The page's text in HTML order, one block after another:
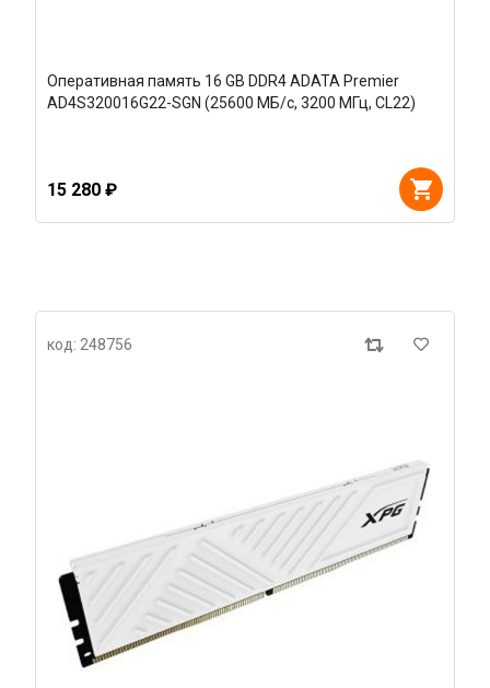
Оперативная память 16 GB DDR4 ADATA Premier
AD4S320016G22-SGN (25600 МБ/с, 3200 МГц, CL22)
15 280 ₽
код: 248756